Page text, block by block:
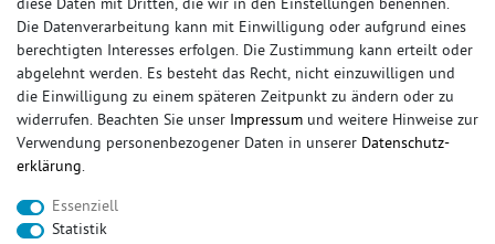
© Copyright 2026 Sportauspuff-Store.de - Alle Rechte vorbehalten.
Preisangaben inkl. gesetzlicher MwSt. und zzgl. Versandkosten
Das Internetportal für Sportendschalldämpfer, Komplettanlagen,
Rennsportanlagen, Sportendrohre, Universalteile, Fächerkrümmer,
Vorschalldämpfer, Sportkat, Ersatzrohr und Auspuffzubehör.
FOX, REMUS, FSW, FRIEDRICH MOTORSPORT, EISENMANN, ULTER
SPORT, NOVUS
diese Daten mit Dritten, die wir in den Einstellungen benennen.
Die Datenverarbeitung kann mit Einwilligung oder aufgrund eines
berechtigten Interesses erfolgen. Die Zustimmung kann erteilt oder
abgelehnt werden. Es besteht das Recht, nicht einzuwilligen und
die Einwilligung zu einem späteren Zeitpunkt zu ändern oder zu
widerrufen. Beachten Sie unser Impressum und weitere Hinweise zur
Verwendung personenbezogener Daten in unserer Daten­schutz­
erklärung.
Essenziell
Statistik